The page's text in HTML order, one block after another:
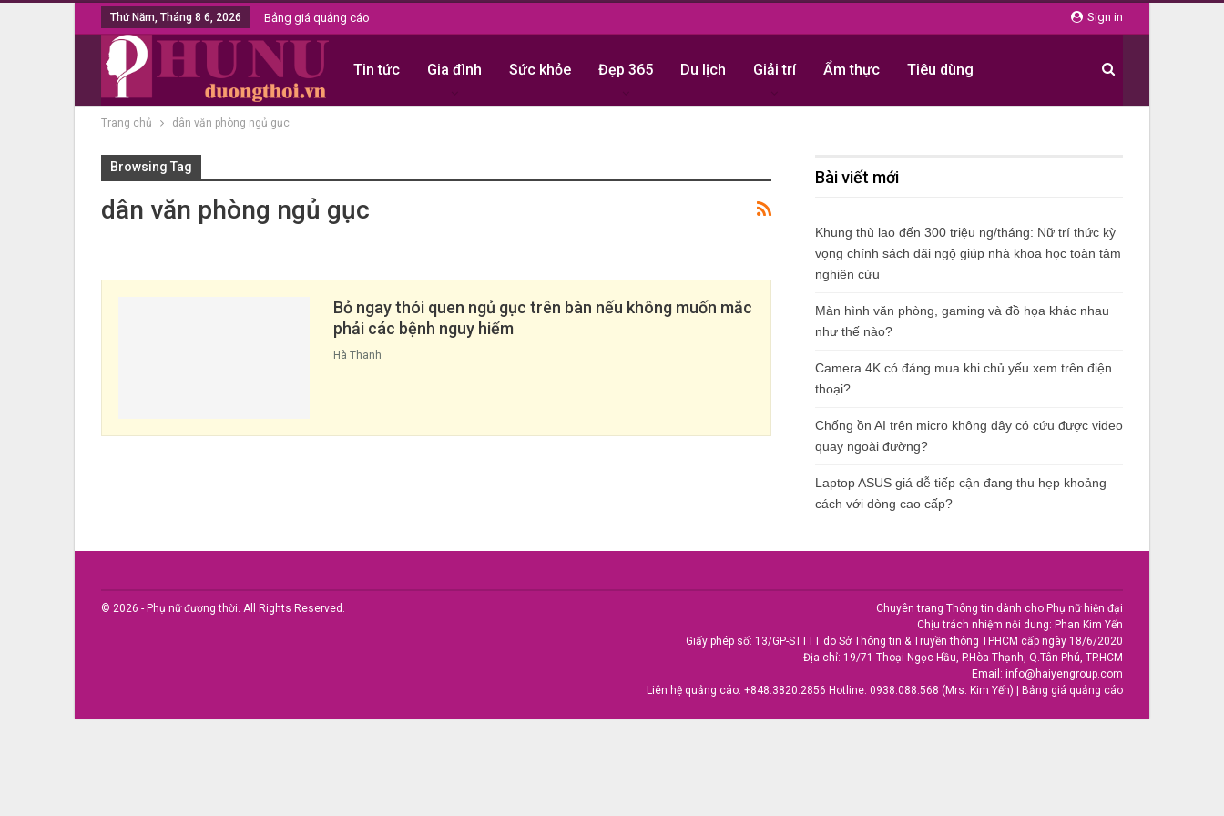
Sign in
Thứ Năm, Tháng 8 6, 2026 Bảng giá quảng cáo
Tin tức Gia đình Sức khỏe Đẹp 365 Du lịch Giải trí Ẩm thực Tiêu dùng
Trang chủ dân văn phòng ngủ gục
Browsing Tag
dân văn phòng ngủ gục
Bỏ ngay thói quen ngủ gục trên bàn nếu không muốn mắc
phải các bệnh nguy hiểm
Hà Thanh
Bài viết mới
Khung thù lao đến 300 triệu ng/tháng: Nữ trí thức kỳ
vọng chính sách đãi ngộ giúp nhà khoa học toàn tâm
nghiên cứu
Màn hình văn phòng, gaming và đồ họa khác nhau
như thế nào?
Camera 4K có đáng mua khi chủ yếu xem trên điện
thoại?
Chống ồn AI trên micro không dây có cứu được video
quay ngoài đường?
Laptop ASUS giá dễ tiếp cận đang thu hẹp khoảng
cách với dòng cao cấp?
© 2026 - Phụ nữ đương thời. All Rights Reserved.
Chuyên trang Thông tin dành cho Phụ nữ hiện đại
Chịu trách nhiệm nội dung: Phan Kim Yến
Giấy phép số: 13/GP-STTTT do Sở Thông tin & Truyền thông TPHCM cấp ngày 18/6/2020
Địa chỉ: 19/71 Thoại Ngọc Hầu, P.Hòa Thạnh, Q.Tân Phú, TP.HCM
Email: info@haiyengroup.com
Liên hệ quảng cáo: +848.3820.2856 Hotline: 0938.088.568 (Mrs. Kim Yến) Bảng giá quảng cáo